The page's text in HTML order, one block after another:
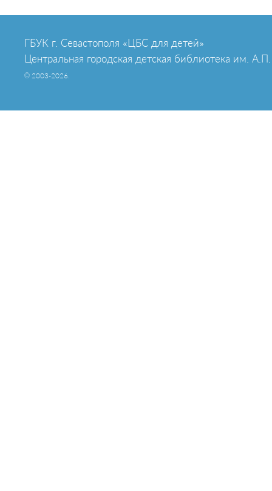
ГБУК г. Севастополя «ЦБС для детей»
Центральная городская детская библиотека им. А.П.
© 2003-2026.